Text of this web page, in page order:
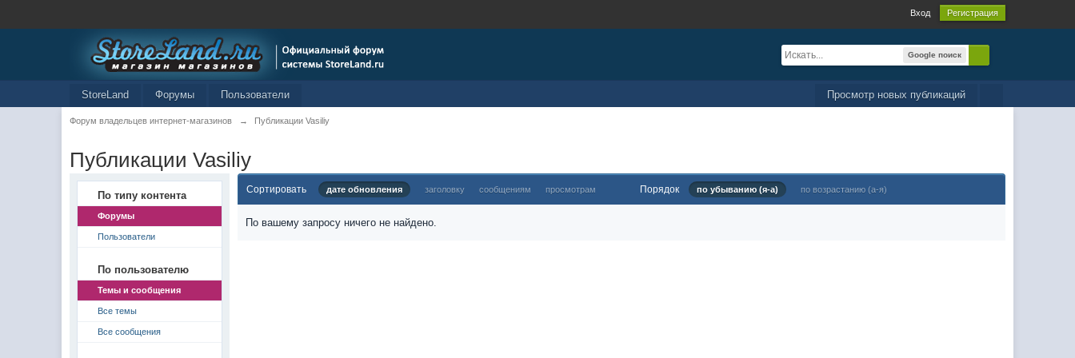
Вход Регистрация
Google поиск
Просмотр новых публикаций
StoreLand Форумы Пользователи
Форум владельцев интернет-магазинов → Публикации Vasiliy
Публикации Vasiliy
По типу контента
Форумы
Пользователи
По пользователю
Темы и сообщения
Все темы
Все сообщения
Сортировать дате обновления заголовку сообщениям просмотрам Порядок по убыванию (я-а) по возрастанию (а-я)
По вашему запросу ничего не найдено.